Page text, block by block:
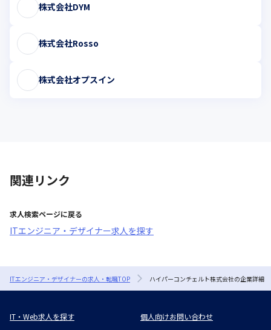
株式会社DYM
株式会社Rosso
株式会社オプスイン
関連リンク
求人検索ページに戻る
ITエンジニア・デザイナー求人を探す
ITエンジニア・デザイナーの求人・転職TOP ハイパーコンチェルト株式会社の企業詳細
IT・Web求人を探す
個人向けお問い合わせ